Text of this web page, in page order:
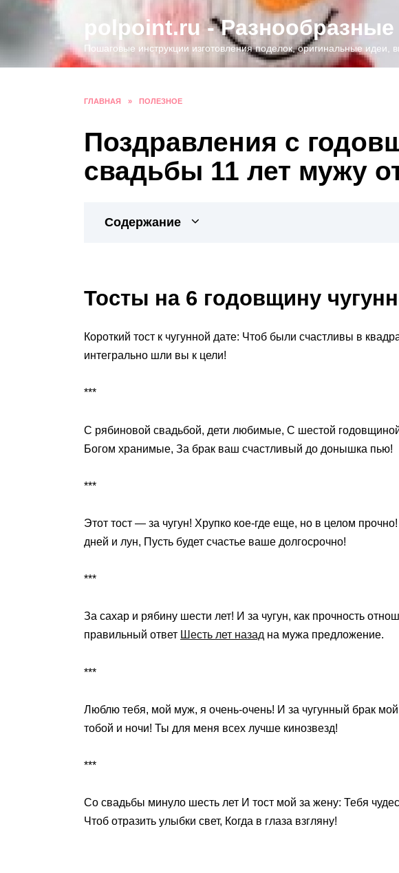
Перейти
содержанию
polpoint.ru -
Пошаговые инструкции изготовления поделок, оригинальные идеи,
ГЛАВНАЯ » ПОЛЕЗНОЕ
Поздравления с
свадьбы 11 лет мужу
Содержание
Тосты на 6 годовщину
Короткий тост к чугунной дате: Чтоб были счастливы в
интегрально шли вы к цели!
***
С рябиновой свадьбой, дети любимые, С шестой
Богом хранимые, За брак ваш счастливый до донышка пью!
***
Этот тост — за чугун! Хрупко кое-где еще, но в целом
дней и лун, Пусть будет счастье ваше долгосрочно!
***
За сахар и рябину шести лет! И за чугун, как прочность
правильный ответ Шесть лет назад на мужа предложение.
***
Люблю тебя, мой муж, я очень-очень! И за чугунный брак
тобой и ночи! Ты для меня всех лучше кинозвезд!
***
Со свадьбы минуло шесть лет И тост мой за жену: Тебя
Чтоб отразить улыбки свет, Когда в глаза взгляну!